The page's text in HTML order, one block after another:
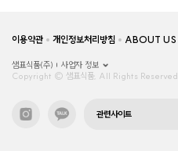
이용약관 개인정보처리방침 ABOUT US
샘표식품(주)
사업자 정보
Copyright © 샘표식품, All Rights Reserved.
관련사이트